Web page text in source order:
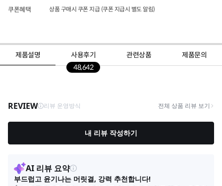
쿠폰혜택 상품 구매시 쿠폰 지급 (쿠폰 지급시 별도 알림)
제품설명
사용후기
48,642
관련상품 제품문의